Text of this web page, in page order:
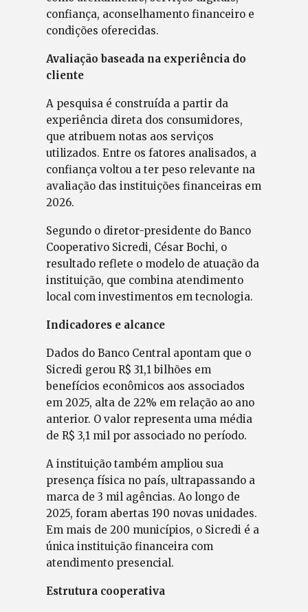
confiança, aconselhamento financeiro e
condições oferecidas.
Avaliação baseada na experiência do
cliente
A pesquisa é construída a partir da
experiência direta dos consumidores,
que atribuem notas aos serviços
utilizados. Entre os fatores analisados, a
confiança voltou a ter peso relevante na
avaliação das instituições financeiras em
2026.
Segundo o diretor-presidente do Banco
Cooperativo Sicredi, César Bochi, o
resultado reflete o modelo de atuação da
instituição, que combina atendimento
local com investimentos em tecnologia.
Indicadores e alcance
Dados do Banco Central apontam que o
Sicredi gerou R$ 31,1 bilhões em
benefícios econômicos aos associados
em 2025, alta de 22% em relação ao ano
anterior. O valor representa uma média
de R$ 3,1 mil por associado no período.
A instituição também ampliou sua
presença física no país, ultrapassando a
marca de 3 mil agências. Ao longo de
2025, foram abertas 190 novas unidades.
Em mais de 200 municípios, o Sicredi é a
única instituição financeira com
atendimento presencial.
Estrutura cooperativa